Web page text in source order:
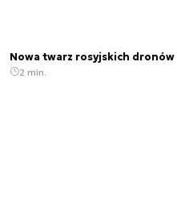
Nowa twarz rosyjskich dronów
2 min.